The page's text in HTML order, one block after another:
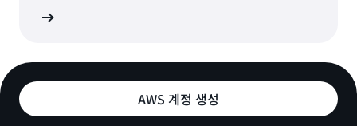
AWS 계정 생성